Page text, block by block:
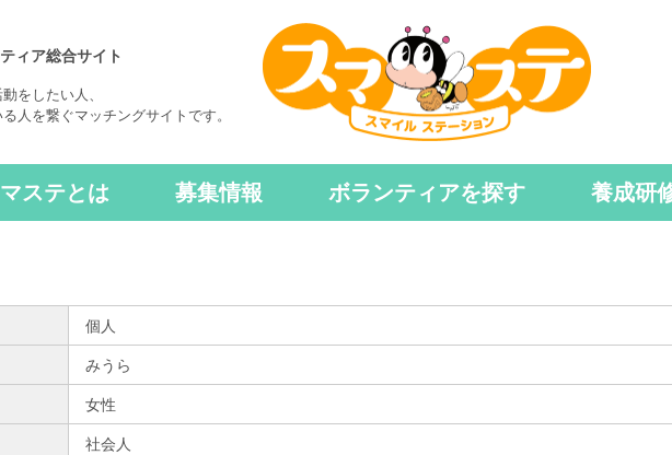
ィア総合サイト
をしたい人、
人を繋ぐマッチングサイトです。
ステとは 募集情報 ボランティアを探す 養成研
個人
みうら
女性
社会人